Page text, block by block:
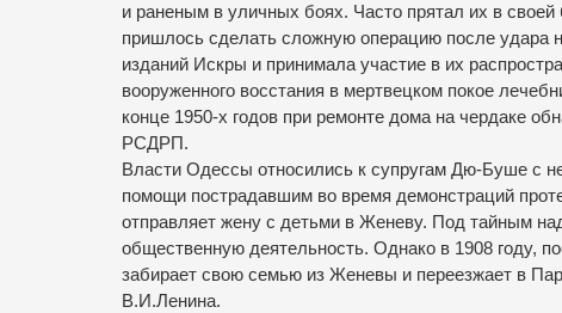
и раненым в уличных боях. Часто прятал их в
пришлось сделать сложную операцию после удара
изданий Искры и принимала участие в их
вооруженного восстания в мертвецком покое
конце 1950-х годов при ремонте дома на чердаке
РСДРП.
Власти Одессы относились к супругам Дю-Буше с
помощи пострадавшим во время демонстраций
отправляет жену с детьми в Женеву. Под тайным
общественную деятельность. Однако в 1908 году,
забирает свою семью из Женевы и переезжает в
В.И.Ленина.